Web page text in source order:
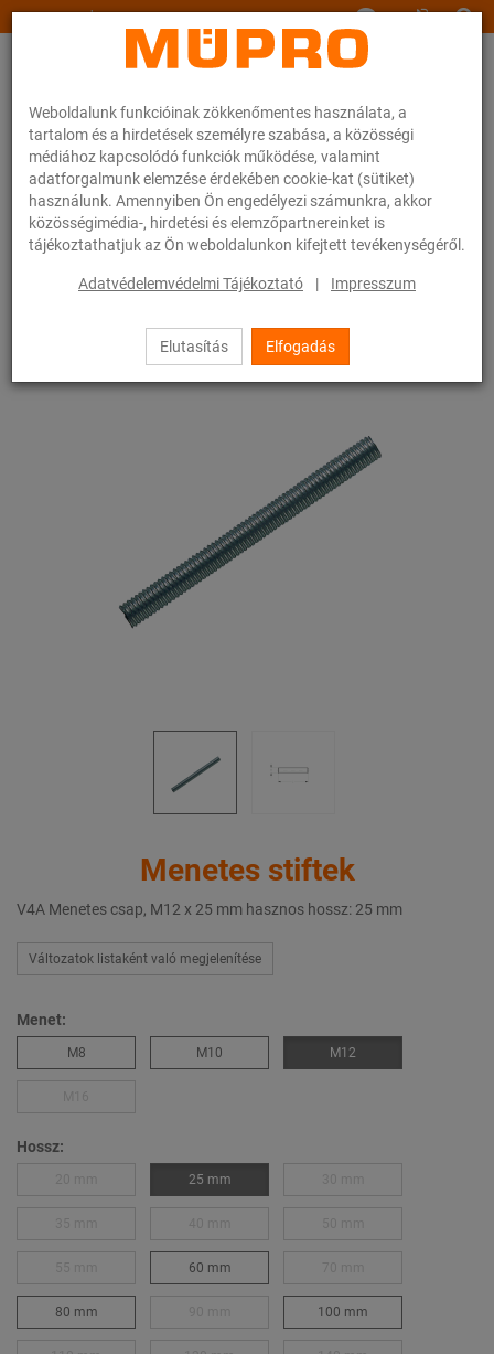
Weboldalunk funkcióinak zökkenőmentes használata, a
tartalom és a hirdetések személyre szabása, a közösségi
médiához kapcsolódó funkciók működése, valamint
adatforgalmunk elemzése érdekében cookie-kat (sütiket)
használunk. Amennyiben Ön engedélyezi számunkra, akkor
közösségimédia-, hirdetési és elemzőpartnereinket is
tájékoztathatjuk az Ön weboldalunkon kifejtett tevékenységéről.
Adatvédelemvédelmi Tájékoztató | Impresszum
Elutasítás Elfogadás
www.muepro.hu
Webáruhàz Rögzítéstechnika Szerelési anyagok Menetes stiftek
23 / 83
Menetes stiftek
V4A Menetes csap, M12 x 25 mm hasznos hossz: 25 mm
Változatok listaként való megjelenítése
Menet:
M8 M10 M12
Hossz:
25 mm
60 mm
80 mm 100 mm